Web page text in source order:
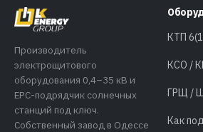
Производитель
электрощитового
оборудования 0,4–35 кВ и
EPC-подрядчик солнечных
станций под ключ.
Собственный завод в Одессе
КТП
КСО /
ГРЩ /
Как